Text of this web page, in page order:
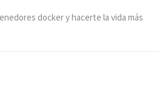
docker y hacerte la vida más